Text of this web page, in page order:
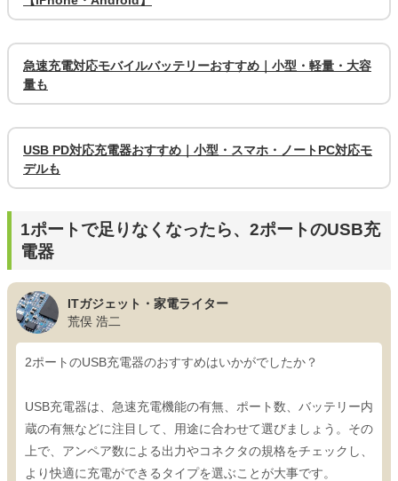
急速充電対応モバイルバッテリーおすすめ｜小型・軽量・大容
量も
USB PD対応充電器おすすめ｜小型・スマホ・ノートPC対応モ
デルも
1ポートで足りなくなったら、2ポートのUSB充
電器
ITガジェット・家電ライター
荒俣 浩二
2ポートのUSB充電器のおすすめはいかがでしたか？
USB充電器は、急速充電機能の有無、ポート数、バッテリー内
蔵の有無などに注目して、用途に合わせて選びましょう。その
上で、アンペア数による出力やコネクタの規格をチェックし、
より快適に充電ができるタイプを選ぶことが大事です。